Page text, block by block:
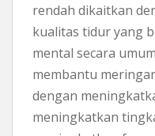
rendah dikaitkan
kualitas tidur yang
mental secara
membantu
dengan
meningkatkan